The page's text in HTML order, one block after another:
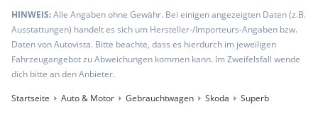
HINWEIS:Alle Angaben ohne Gewähr. Bei einigen angezeigten Daten (z.B.
Ausstattungen) handelt es sich um Hersteller-/Importeurs-Angaben bzw.
Daten von Autovista. Bitte beachte, dass es hierdurch im jeweiligen
Fahrzeugangebot zu Abweichungen kommen kann. Im Zweifelsfall wende
dich bitte an den Anbieter.
Startseite
Auto & Motor Gebrauchtwagen Skoda Superb